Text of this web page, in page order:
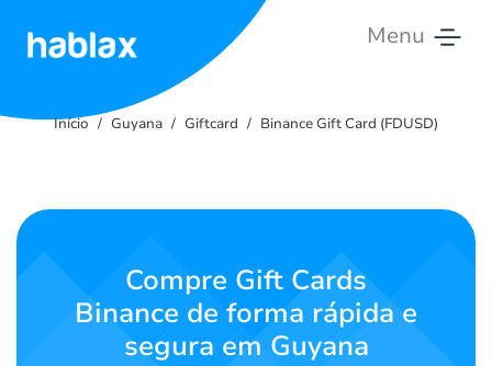
Menu
Tarifas
Contate-
Início Guyana Giftcard Binance Gift Card (FDUSD)
Compre Gift Cards
Binance de forma rápida e
segura em Guyana